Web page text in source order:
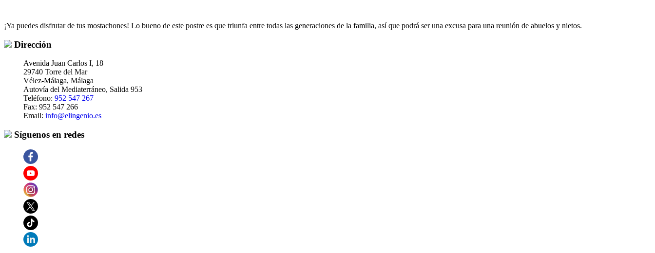
¡Ya puedes disfrutar de tus mostachones! Lo bueno de este postre es que triunfa entre todas las generaciones de la familia, así que podrá ser una excusa para una reunión de abuelos y nietos.
Dirección
Avenida Juan Carlos I, 18
29740 Torre del Mar
Vélez-Málaga, Málaga
Autovía del Mediaterráneo, Salida 953
Teléfono: 952 547 267
Fax: 952 547 266
Email: info@elingenio.es
Síguenos en redes